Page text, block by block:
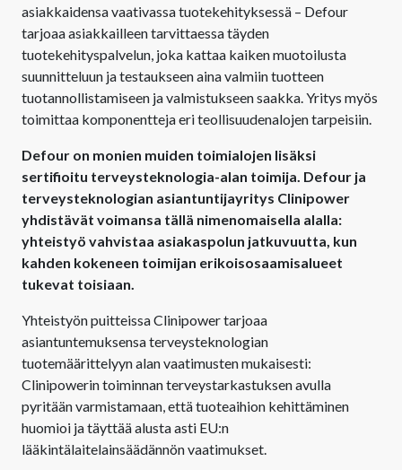
asiakkaidensa vaativassa tuotekehityksessä – Defour
tarjoaa asiakkailleen tarvittaessa täyden
tuotekehityspalvelun, joka kattaa kaiken muotoilusta
suunnitteluun ja testaukseen aina valmiin tuotteen
tuotannollistamiseen ja valmistukseen saakka. Yritys myös
toimittaa komponentteja eri teollisuudenalojen tarpeisiin.
Defour on monien muiden toimialojen lisäksi
sertifioitu terveysteknologia-alan toimija. Defour ja
terveysteknologian asiantuntijayritys Clinipower
yhdistävät voimansa tällä nimenomaisella alalla:
yhteistyö vahvistaa asiakaspolun jatkuvuutta, kun
kahden kokeneen toimijan erikoisosaamisalueet
tukevat toisiaan.
Yhteistyön puitteissa Clinipower tarjoaa
asiantuntemuksensa terveysteknologian
tuotemäärittelyyn alan vaatimusten mukaisesti:
Clinipowerin toiminnan terveystarkastuksen avulla
pyritään varmistamaan, että tuoteaihion kehittäminen
huomioi ja täyttää alusta asti EU:n
lääkintälaitelainsäädännön vaatimukset.